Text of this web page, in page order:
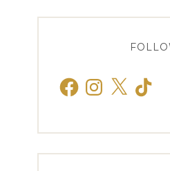
FacebookInstagram
X TikTok